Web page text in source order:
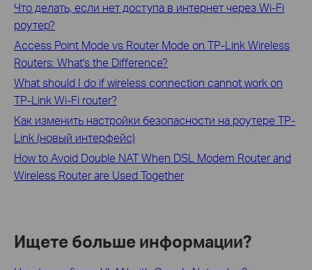
Что делать, если нет доступа в интернет через Wi-Fi
роутер?
Access Point Mode vs Router Mode on TP-Link Wireless
Routers: What's the Difference?
What should I do if wireless connection cannot work on
TP-Link Wi-Fi router?
Как изменить настройки безопасности на роутере TP-
Link (новый интерфейс)
How to Avoid Double NAT When DSL Modem Router and
Wireless Router are Used Together
Ищете больше информации?